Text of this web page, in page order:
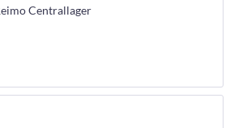
Centrallager